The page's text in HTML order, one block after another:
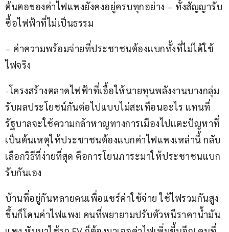
ต้นตอของค่าไฟแพงยังคงอยู่ครบทุกอย่าง – ทั้งสัญญารับ
ซื้อไฟฟ้าที่ไม่เป็นธรรม
– ค่าความพร้อมจ่ายที่ประชาชนต้องแบกทั้งที่ไม่ได้ใช้
ไฟจริง
-โครงสร้างตลาดไฟฟ้าที่เอื้อให้นายทุนพลังงานบางกลุ่ม
รับผลประโยชน์กันต่อไปแบบไม่สะเทือนอะไร แทนที่
รัฐบาลจะใช้ความกล้าหาญทางการเมืองไปแตะปัญหาที่
เป็นต้นเหตุให้ประชาชนต้องแบกค่าไฟแพงเหล่านี้ กลับ
เลือกวิธีที่ง่ายที่สุด คือการโยนภาระมาให้ประชาชนแบก
รับกันเอง
บ้านที่อยู่กันหลายคนเพื่อแชร์ค่าใช้จ่าย ใช้ไฟรวมกันสูง
ขึ้นก็โดนค่าไฟแพง! คนที่พยายามปรับตัวหนีราคาน้ำมัน